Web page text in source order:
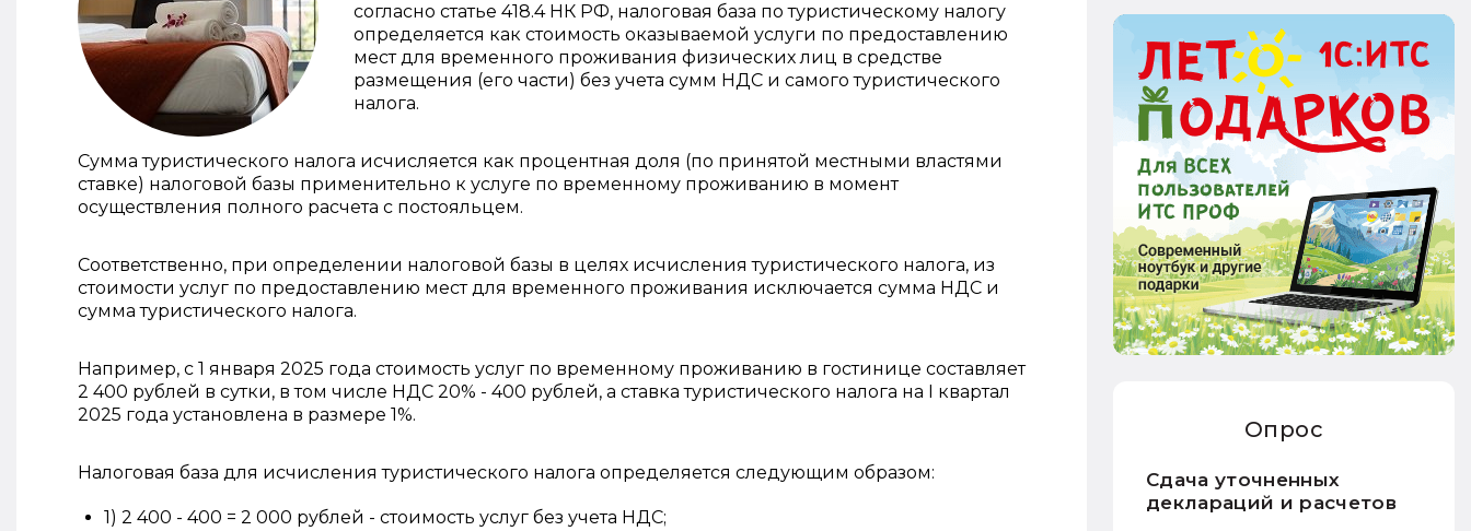
согласно статье 418.4 НК РФ, налоговая база по туристическому налогу
определяется как стоимость оказываемой услуги по предоставлению
мест для временного проживания физических лиц в средстве
размещения (его части) без учета сумм НДС и самого туристического
налога.
Сумма туристического налога исчисляется как процентная доля (по принятой местными властями
ставке) налоговой базы применительно к услуге по временному проживанию в момент
осуществления полного расчета с постояльцем.
Соответственно, при определении налоговой базы в целях исчисления туристического налога, из
стоимости услуг по предоставлению мест для временного проживания исключается сумма НДС и
сумма туристического налога.
Например, с 1 января 2025 года стоимость услуг по временному проживанию в гостинице составляет
2 400 рублей в сутки, в том числе НДС 20% - 400 рублей, а ставка туристического налога на I квартал
2025 года установлена в размере 1%.
Налоговая база для исчисления туристического налога определяется следующим образом:
1) 2 400 - 400 = 2 000 рублей - стоимость услуг без учета НДС;
Опрос
Сдача уточненных
деклараций и расчетов